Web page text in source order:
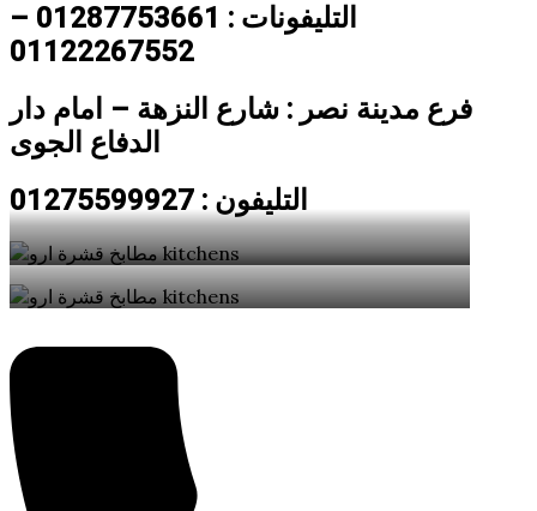
التليفونات : 01287753661 –
01122267552
فرع مدينة نصر : شارع النزهة – امام دار
الدفاع الجوى
التليفون : 01275599927